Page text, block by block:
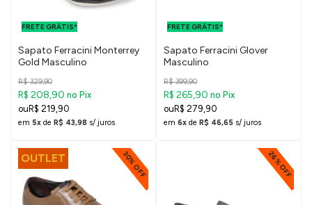
FRETE GRÁTIS*
FRETE GRÁTIS
Sapato Ferracini Monterrey
Gold Masculino
R$ 329,90
R$ 208,90 no Pix
R$ 219,90
em 5x de R$ 43,98 s/ juros
FRETE GRÁTIS*
Sapato Ferracini Glover
Masculino
R$ 399,90
R$ 265,90 no Pix
R$ 279,90
em 6x de R$ 46,65 s/ juros
OUTLET 30% OFF 26% OFF